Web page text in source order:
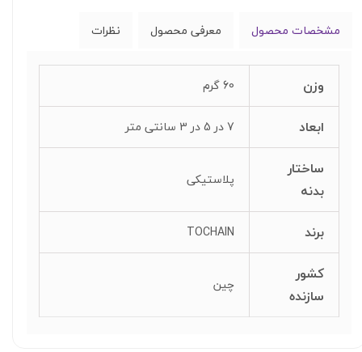
مشخصات محصول معرفی محصول نظرات
وزن 60 گرم
ابعاد 7 در 5 در 3 سانتی متر
ساختار
بدنه
پلاستیکی
برند TOCHAIN
کشور
سازنده
چین